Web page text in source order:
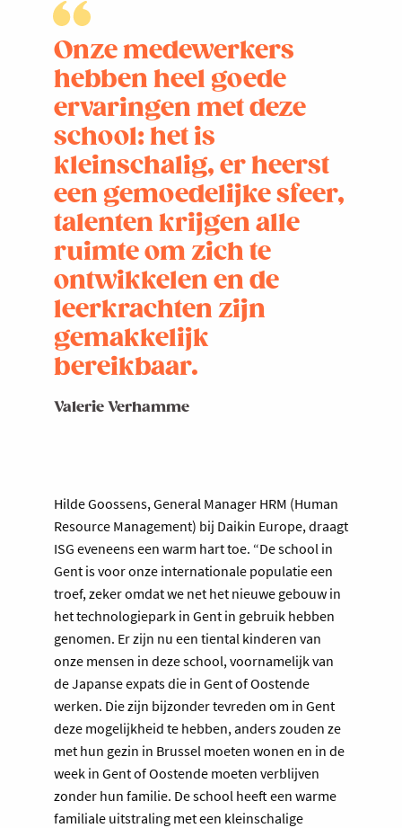
Onze medewerkers
hebben heel goede
ervaringen met deze
school: het is
kleinschalig, er heerst
een gemoedelijke sfeer,
talenten krijgen alle
ruimte om zich te
ontwikkelen en de
leerkrachten zijn
gemakkelijk
bereikbaar.
Valerie Verhamme
Hilde Goossens, General Manager HRM (Human
Resource Management) bij Daikin Europe, draagt
ISG eveneens een warm hart toe. “De school in
Gent is voor onze internationale populatie een
troef, zeker omdat we net het nieuwe gebouw in
het technologiepark in Gent in gebruik hebben
genomen. Er zijn nu een tiental kinderen van
onze mensen in deze school, voornamelijk van
de Japanse expats die in Gent of Oostende
werken. Die zijn bijzonder tevreden om in Gent
deze mogelijkheid te hebben, anders zouden ze
met hun gezin in Brussel moeten wonen en in de
week in Gent of Oostende moeten verblijven
zonder hun familie. De school heeft een warme
familiale uitstraling met een kleinschalige